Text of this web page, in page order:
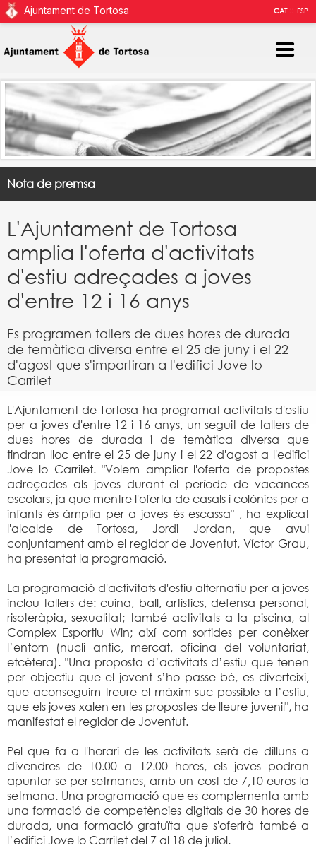
Ajuntament de Tortosa CAT::ESP
Nota de premsa
L'Ajuntament de Tortosa
amplia l'oferta d'activitats
d'estiu adreçades a joves
d'entre 12 i 16 anys
Es programen tallers de dues hores de durada
de temàtica diversa entre el 25 de juny i el 22
d'agost que s'impartiran a l'edifici Jove lo
Carrilet
L'Ajuntament de Tortosa ha programat activitats d'estiu
per a joves d'entre 12 i 16 anys, un seguit de tallers de
dues hores de durada i de temàtica diversa que
tindran lloc entre el 25 de juny i el 22 d'agost a l'edifici
Jove lo Carrilet. "Volem ampliar l'oferta de propostes
adreçades als joves durant el període de vacances
escolars, ja que mentre l'oferta de casals i colònies per a
infants és àmplia per a joves és escassa" , ha explicat
l'alcalde de Tortosa, Jordi Jordan, que avui
conjuntament amb el regidor de Joventut, Víctor Grau,
ha presentat la programació.
La programació d'activitats d'estiu alternatiu per a joves
inclou tallers de: cuina, ball, artístics, defensa personal,
risoteràpia, sexualitat; també activitats a la piscina, al
Complex Esportiu Win; així com sortides per conèixer
l’entorn (nucli antic, mercat, oficina del voluntariat,
etcètera). "Una proposta d’activitats d’estiu que tenen
per objectiu que el jovent s’ho passe bé, es diverteixi,
que aconseguim treure el màxim suc possible a l’estiu,
que els joves xalen en les propostes de lleure juvenil", ha
manifestat el regidor de Joventut.
Pel que fa a l'horari de les activitats serà de dilluns a
divendres de 10.00 a 12.00 hores, els joves podran
apuntar-se per setmanes, amb un cost de 7,10 euros la
setmana. Una programació que es complementa amb
una formació de competències digitals de 30 hores de
durada, una formació gratuïta que s'oferirà també a
l’edifici Jove lo Carrilet del 7 al 18 de juliol.